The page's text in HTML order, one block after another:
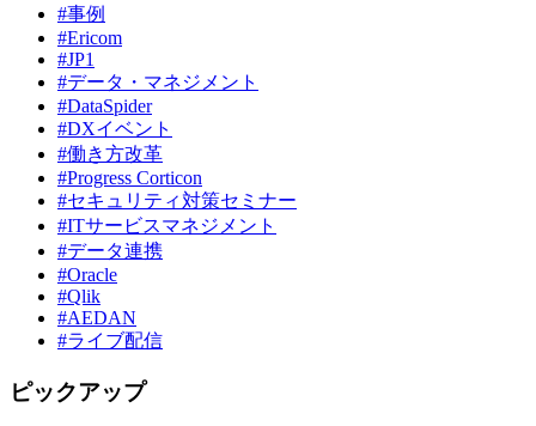
#事例
#Ericom
#JP1
#データ・マネジメント
#DataSpider
#DXイベント
#働き方改革
#Progress Corticon
#セキュリティ対策セミナー
#ITサービスマネジメント
#データ連携
#Oracle
#Qlik
#AEDAN
#ライブ配信
ピックアップ